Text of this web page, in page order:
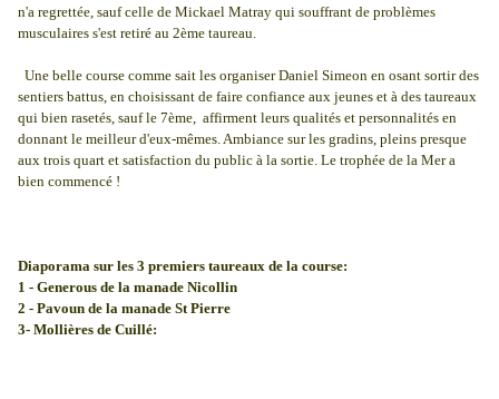
n'a regrettée, sauf celle de Mickael Matray qui souffrant de problèmes
musculaires s'est retiré au 2ème taureau.
Une belle course comme sait les organiser Daniel Simeon en osant sortir des
sentiers battus, en choisissant de faire confiance aux jeunes et à des taureaux
qui bien rasetés, sauf le 7ème, affirment leurs qualités et personnalités en
donnant le meilleur d'eux-mêmes. Ambiance sur les gradins, pleins presque
aux trois quart et satisfaction du public à la sortie. Le trophée de la Mer a
bien commencé !
Diaporama sur les 3 premiers taureaux de la course:
1 - Generous de la manade Nicollin
2 - Pavoun de la manade St Pierre
3- Mollières de Cuillé: